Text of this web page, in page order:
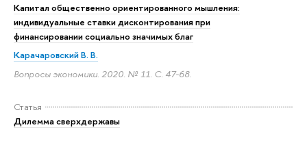
Капитал общественно ориентированного мышления:
индивидуальные ставки дисконтирования при
финансировании социально значимых благ
Карачаровский В. В.
Вопросы экономики. 2020. № 11. С. 47-68.
Статья
Дилемма сверхдержавы